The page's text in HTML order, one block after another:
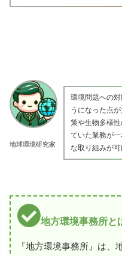
地球環境研究家
環境問題への
うになった点
策や生物多様
ていた業務が
な取り組みが可
地方環境事務所と
『地方環境事務所』は、